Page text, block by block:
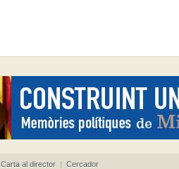
Carta al director | Cercador